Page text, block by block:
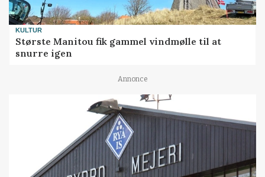
KULTUR
Største Manitou fik gammel vindmølle til at
snurre igen
Annonce